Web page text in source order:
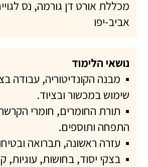
אביב-יפו
נושאי הלימוד
▪ מבנה הקונדיטוריה, עבודה
שימוש במכשור ובציוד.
▪ תורת החומרים, חומרי
התפחה ותוספים.
▪ עזרה ראשונה, תברואה
▪ בצקי יסוד, בחושות, עוגיות,